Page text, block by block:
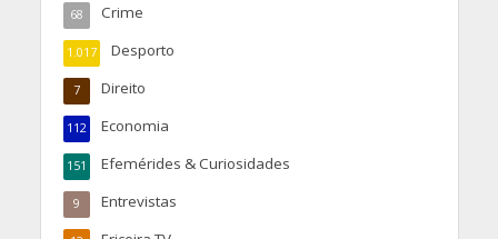
Crime
68
Desporto
1.017
Direito
7
Economia
112
Efemérides & Curiosidades
151
Entrevistas
9